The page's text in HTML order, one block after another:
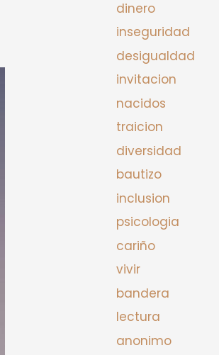
dinero
inseguridad
desigualdad
invitacion
nacidos
traicion
diversidad
bautizo
inclusion
psicologia
cariño
vivir
bandera
lectura
anonimo